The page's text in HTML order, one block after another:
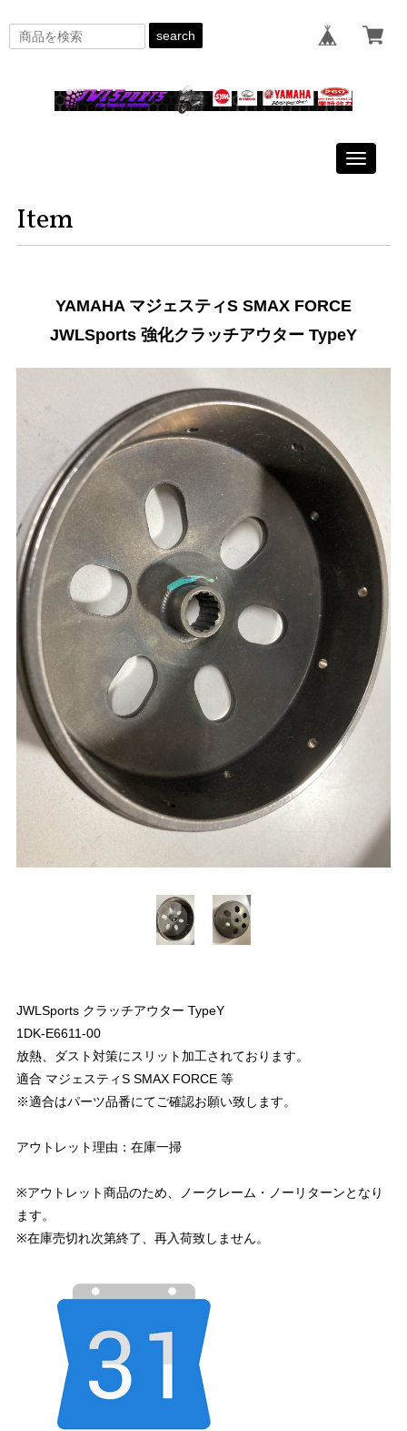
search
Toggle
Item
YAMAHA マジェスティS SMAX FORCE
JWLSports 強化クラッチアウター TypeY
JWLSports クラッチアウター TypeY
1DK-E6611-00
放熱、ダスト対策にスリット加工されております。
適合 マジェスティS SMAX FORCE 等
※適合はパーツ品番にてご確認お願い致します。
アウトレット理由：在庫一掃
※アウトレット商品のため、ノークレーム・ノーリターンとなり
ます。
※在庫売切れ次第終了、再入荷致しません。